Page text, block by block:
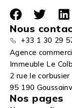
Nous
+33 1 30 29
Agence
Immeuble Le
2 rue le corbusier
95 190
Nos pages